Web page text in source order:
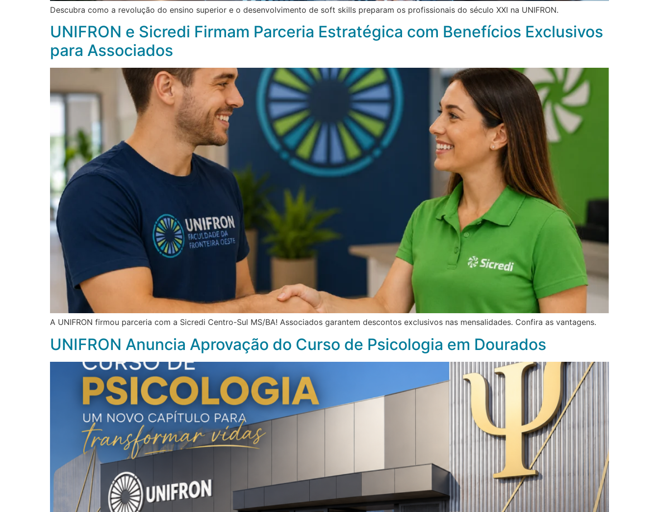
Descubra como a revolução do ensino superior e o desenvolvimento de soft skills preparam os profissionais do século XXI na UNIFRON.
UNIFRON e Sicredi Firmam Parceria Estratégica com Benefícios Exclusivos
para Associados
A UNIFRON firmou parceria com a Sicredi Centro-Sul MS/BA! Associados garantem descontos exclusivos nas mensalidades. Confira as vantagens.
UNIFRON Anuncia Aprovação do Curso de Psicologia em Dourados